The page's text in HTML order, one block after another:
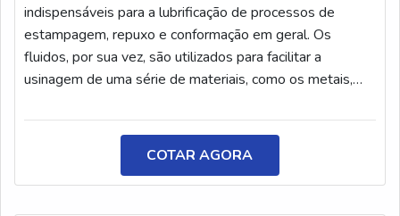
indispensáveis para a lubrificação de processos de
estampagem, repuxo e conformação em geral. Os
fluidos, por sua vez, são utilizados para facilitar a
usinagem de uma série de materiais, como os metais,
diversos formatos e finalidades. Em paralelo a isso, os
fluidos a fim de conformação visam oferecer resistência
à região de contato entre a peça e a ferramenta, de
modo a gerar um melhor acabamento ao produto e
COTAR AGORA